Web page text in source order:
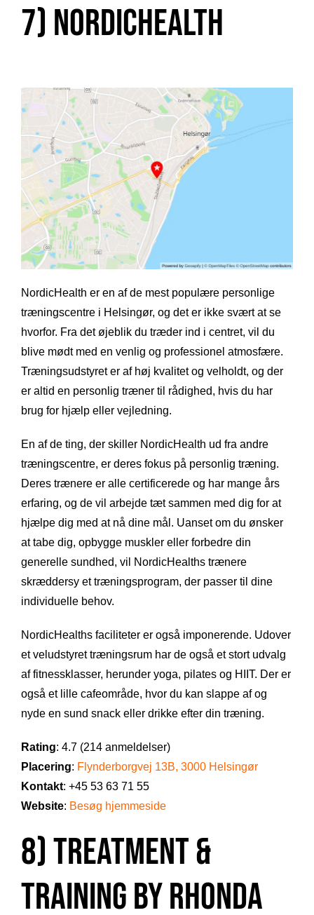
7) NordicHealth
NordicHealth er en af de mest populære personlige
træningscentre i Helsingør, og det er ikke svært at se
hvorfor. Fra det øjeblik du træder ind i centret, vil du
blive mødt med en venlig og professionel atmosfære.
Træningsudstyret er af høj kvalitet og velholdt, og der
er altid en personlig træner til rådighed, hvis du har
brug for hjælp eller vejledning.
En af de ting, der skiller NordicHealth ud fra andre
træningscentre, er deres fokus på personlig træning.
Deres trænere er alle certificerede og har mange års
erfaring, og de vil arbejde tæt sammen med dig for at
hjælpe dig med at nå dine mål. Uanset om du ønsker
at tabe dig, opbygge muskler eller forbedre din
generelle sundhed, vil NordicHealths trænere
skræddersy et træningsprogram, der passer til dine
individuelle behov.
NordicHealths faciliteter er også imponerende. Udover
et veludstyret træningsrum har de også et stort udvalg
af fitnessklasser, herunder yoga, pilates og HIIT. Der er
også et lille cafeområde, hvor du kan slappe af og
nyde en sund snack eller drikke efter din træning.
Rating: 4.7 (214 anmeldelser)
Placering: Flynderborgvej 13B, 3000 Helsingør
Kontakt: +45 53 63 71 55
Website: Besøg hjemmeside
8) Treatment &
Training by Rhonda